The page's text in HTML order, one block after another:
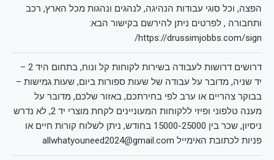
הפצה, וכל סוגי עבודות הנהיגה, לנהגים ונהגות מכל הארץ, רכב
ותחבורה , לפרטים ניתן להירשם בקישור הבא:
https://drussimjobbs.com/sign/
דרושים דרושות לעבודה בשירות לקוחות קל ונוח, בתחום היד 2 –
יד שניה, מדובר על עבודה של שעות ספורות ביום, שעות גמישות –
בבוקר צהריים או ערב לפי בחירתכם, באזור שלכם, מדובר על
מענה טלפוני ופיזי ללקוחות המעוניינים לקחת מוצרי יד 2, לא נדרש
ניסיון, שכר בין 15000-25000 בחודש, ניתן לשלוח קורות חיים או
פניות לכתובת האימייל allwhatyouneed2024@gmail.com